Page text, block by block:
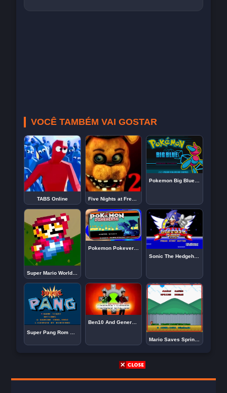
VOCÊ TAMBÉM VAI GOSTAR
TABS Online Five Nights at Freddy’s 2 Remaster
Pokemon Pokeverse GBA Online
Super Pang Rom Game Online
Ben10 And Generator Rex: Heroes United
Mario Saves Spring Break